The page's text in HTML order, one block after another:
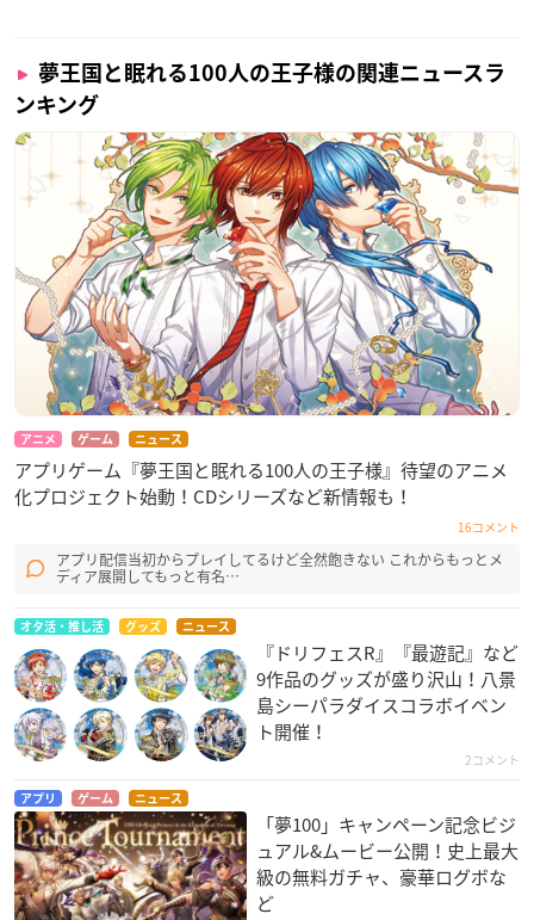
夢王国と眠れる100人の王子様の関連ニュースラ
ンキング
アニメ ゲーム ニュース
アプリゲーム『夢王国と眠れる100人の王子様』​待望のアニメ
化プロジェクト始動！CDシリーズなど新情報も！
16コメント
アプリ配信当初からプレイしてるけど全然飽きない これからもっとメ
ディア展開してもっと有名…
オタ活・推し活 グッズ ニュース
『ドリフェスR』『最遊記』など
9作品のグッズが盛り沢山！八景
島シーパラダイスコラボイベン
ト開催！
2コメント
アプリ ゲーム ニュース
「夢100」キャンペーン記念ビジ
ュアル&ムービー公開！史上最大
級の無料ガチャ、豪華ログボな
ど